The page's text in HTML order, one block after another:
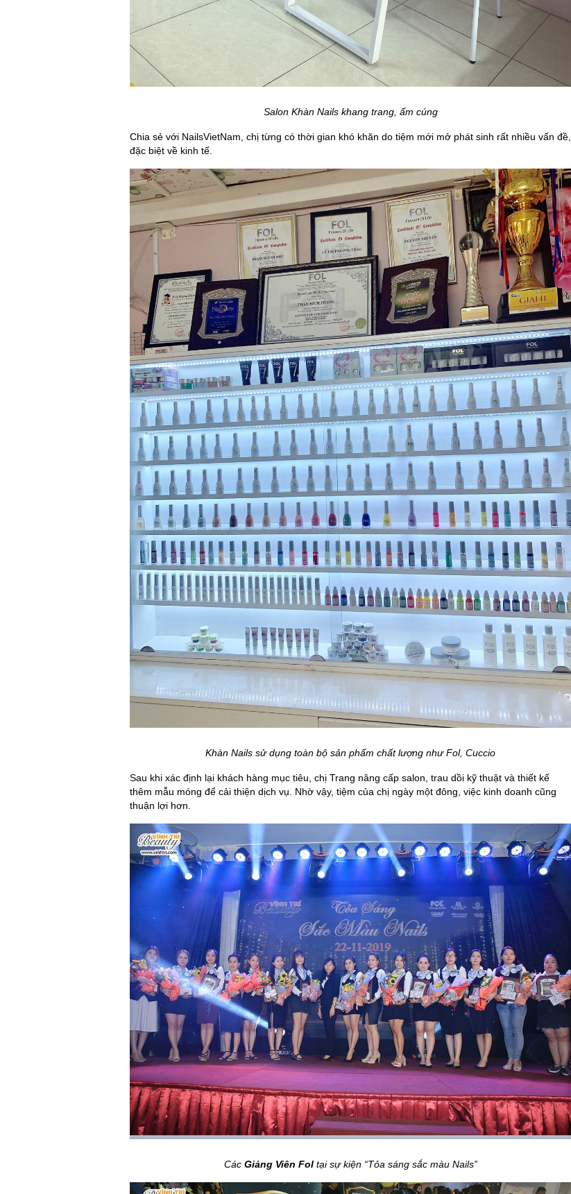
Salon Khàn Nails khang trang, ấm cúng
Chia sẻ với NailsVietNam, chị từng có thời gian khó khăn do tiệm mới mở phát sinh rất nhiều vấn đề,
đặc biệt về kinh tế.
Khàn Nails sử dụng toàn bộ sản phẩm chất lượng như Fol, Cuccio
Sau khi xác định lại khách hàng mục tiêu, chị Trang nâng cấp salon, trau dồi kỹ thuật và thiết kế
thêm mẫu móng để cải thiện dịch vụ. Nhờ vậy, tiệm của chị ngày một đông, việc kinh doanh cũng
thuận lợi hơn.
Các Giảng Viên Foltại sự kiện “Tỏa sáng sắc màu Nails”